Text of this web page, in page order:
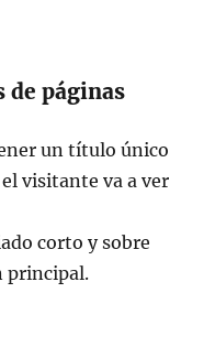
páginas
un título único
visitante va a ver
corto y sobre
principal.